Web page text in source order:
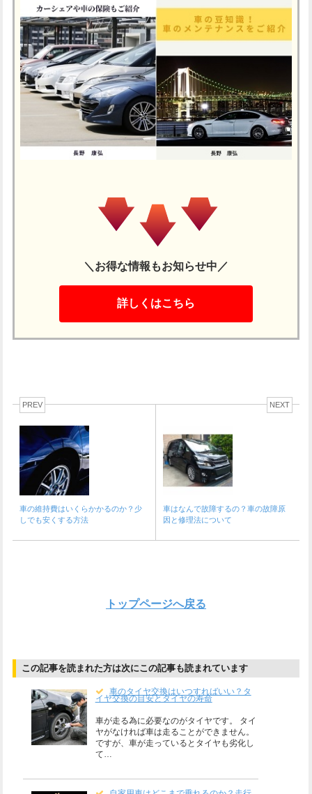
＼お得な情報もお知らせ中／
詳しくはこちら
PREV
車の維持費はいくらかかるのか？少
しでも安くする方法
NEXT
車はなんで故障するの？車の故障原
因と修理法について
トップページへ戻る
この記事を読まれた方は次にこの記事も読まれています
車のタイヤ交換はいつすればいい？タ
イヤ交換の目安とタイヤの寿命
車が走る為に必要なのがタイヤです。 タイ
ヤがなければ車は走ることができません。
ですが、車が走っているとタイヤも劣化し
て…